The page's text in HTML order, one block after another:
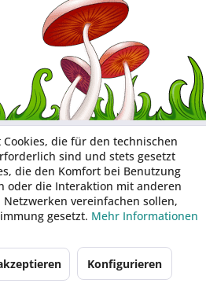
die für den technischen
sind und stets gesetzt
die den Komfort bei Benutzung
oder die Interaktion mit anderen
vereinfachen sollen,
gesetzt. Mehr Informationen
Konfigurieren